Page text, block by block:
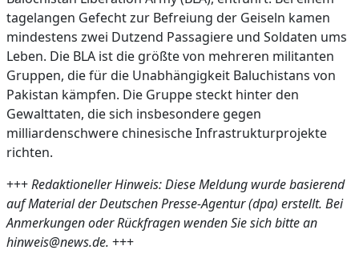
tagelangen Gefecht zur Befreiung der Geiseln kamen
mindestens zwei Dutzend Passagiere und Soldaten ums
Leben. Die BLA ist die größte von mehreren militanten
Gruppen, die für die Unabhängigkeit Baluchistans von
Pakistan kämpfen. Die Gruppe steckt hinter den
Gewalttaten, die sich insbesondere gegen
milliardenschwere chinesische Infrastrukturprojekte
richten.
+++Redaktioneller Hinweis: Diese Meldung wurde basierend
auf Material der Deutschen Presse-Agentur (dpa) erstellt. Bei
Anmerkungen oder Rückfragen wenden Sie sich bitte an
hinweis@news.de. +++